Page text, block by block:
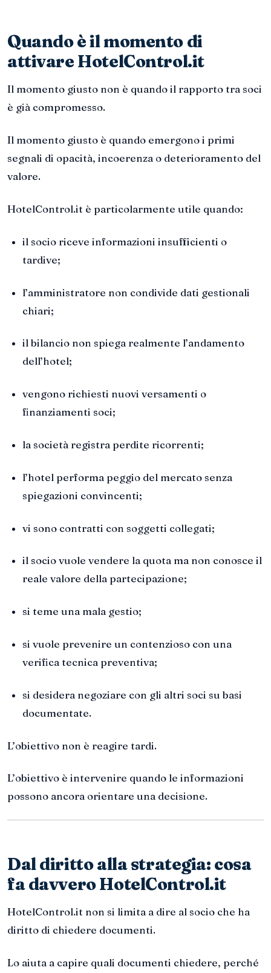
Quando è il momento di
attivare HotelControl.it
Il momento giusto non è quando il rapporto tra soci
è già compromesso.
Il momento giusto è quando emergono i primi
segnali di opacità, incoerenza o deterioramento del
valore.
HotelControl.it è particolarmente utile quando:
il socio riceve informazioni insufficienti o
tardive;
l’amministratore non condivide dati gestionali
chiari;
il bilancio non spiega realmente l’andamento
dell’hotel;
vengono richiesti nuovi versamenti o
finanziamenti soci;
la società registra perdite ricorrenti;
l’hotel performa peggio del mercato senza
spiegazioni convincenti;
vi sono contratti con soggetti collegati;
il socio vuole vendere la quota ma non conosce il
reale valore della partecipazione;
si teme una mala gestio;
si vuole prevenire un contenzioso con una
verifica tecnica preventiva;
si desidera negoziare con gli altri soci su basi
documentate.
L’obiettivo non è reagire tardi.
L’obiettivo è intervenire quando le informazioni
possono ancora orientare una decisione.
Dal diritto alla strategia: cosa
fa davvero HotelControl.it
HotelControl.it non si limita a dire al socio che ha
diritto di chiedere documenti.
Lo aiuta a capire quali documenti chiedere, perché